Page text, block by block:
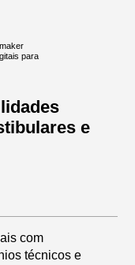
para
e
com
técnicos e